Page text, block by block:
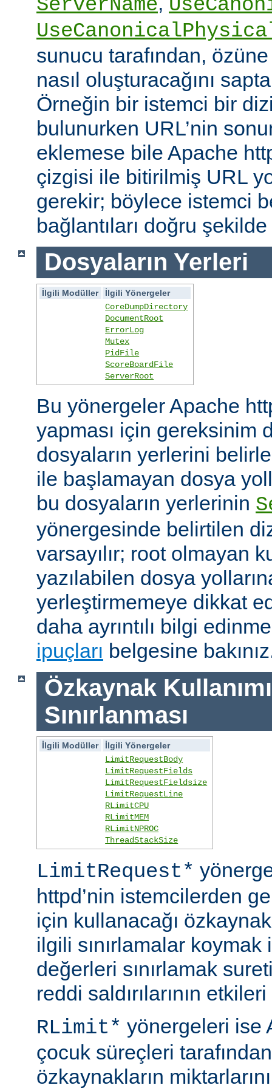
ServerName
sunucu tarafından,
nasıl oluşturacağını
Örneğin bir istemci bir
bulunurken URL’nin
eklemese bile Apache
çizgisi ile bitirilmiş URL
gerekir; böylece istemci
bağlantıları doğru
Dosyaların Yerleri
İlgili Modüller
İlgili Yönergeler
CoreDumpDirectory
DocumentRoot
ErrorLog
Mutex
PidFile
ScoreBoardFile
ServerRoot
Bu yönergeler Apache
yapması için gereksinim
dosyaların yerlerini
ile başlamayan dosya
bu dosyaların yerlerinin
yönergesinde belirtilen
varsayılır; root olmayan
yazılabilen dosya
yerleştirmemeye dikkat
daha ayrıntılı bilgi
ipuçları belgesine
Özkaynak
Sınırlanması
İlgili Modüller
İlgili Yönergeler
LimitRequestBody
LimitRequestFields
LimitRequestFieldsize
LimitRequestLine
RLimitCPU
RLimitMEM
RLimitNPROC
ThreadStackSize
LimitRequest*
httpd’nin istemcilerden
için kullanacağı
ilgili sınırlamalar koymak
değerleri sınırlamak
reddi saldırılarının
RLimit* yönergeleri ise
çocuk süreçleri
özkaynakların